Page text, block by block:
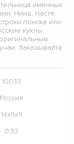
именных
Нина, Настя,
поиска или
куклы
Заказывайте
10033
Россия
14х11х11
0.33